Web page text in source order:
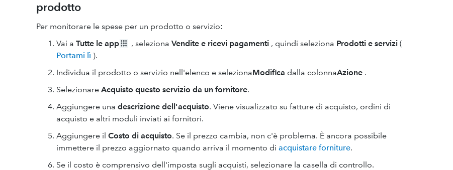
prodotto
Per monitorare le spese per un prodotto o servizio:
Vai a Tutte le app , seleziona Vendite e ricevi pagamenti , quindi seleziona Prodotti e servizi (
Portami lì ).
Individua il prodotto o servizio nell'elenco e selezionaModifica dalla colonnaAzione .
Selezionare Acquisto questo servizio da un fornitore.
Aggiungere una descrizione dell'acquisto. Viene visualizzato su fatture di acquisto, ordini di
acquisto e altri moduli inviati ai fornitori.
Aggiungere il Costo di acquisto. Se il prezzo cambia, non c'è problema. È ancora possibile
immettere il prezzo aggiornato quando arriva il momento di acquistare forniture.
Se il costo è comprensivo dell'imposta sugli acquisti, selezionare la casella di controllo.